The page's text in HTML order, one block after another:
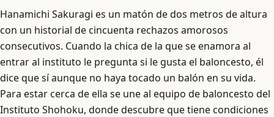
Hanamichi Sakuragi es un matón de dos metros de altura
con un historial de cincuenta rechazos amorosos
consecutivos. Cuando la chica de la que se enamora al
entrar al instituto le pregunta si le gusta el baloncesto, él
dice que sí aunque no haya tocado un balón en su vida.
Para estar cerca de ella se une al equipo de baloncesto del
Instituto Shohoku, donde descubre que tiene condiciones